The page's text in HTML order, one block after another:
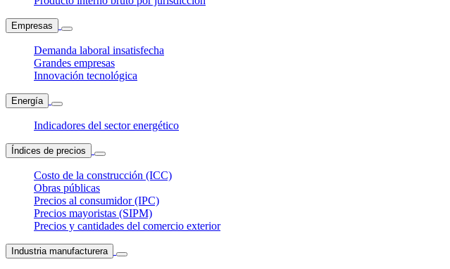
Empresas
Demanda laboral insatisfecha
Grandes empresas
Innovación tecnológica
Energía
Indicadores del sector energético
Índices de precios
Costo de la construcción (ICC)
Obras públicas
Precios al consumidor (IPC)
Precios mayoristas (SIPM)
Precios y cantidades del comercio exterior
Industria manufacturera